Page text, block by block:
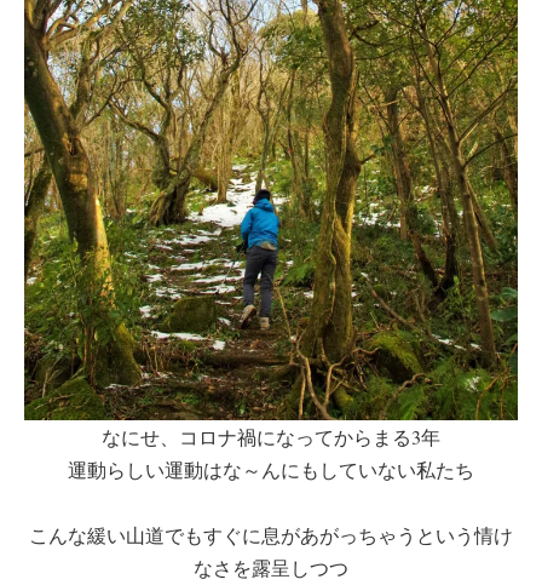
なにせ、コロナ禍になってからまる3年
運動らしい運動はな～んにもしていない私たち
こんな緩い山道でもすぐに息があがっちゃうという情け
なさを露呈しつつ